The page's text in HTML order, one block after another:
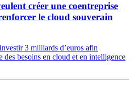
créer une coentreprise
le cloud souverain
3 milliards d’euros afin
des besoins en cloud et en intelligence